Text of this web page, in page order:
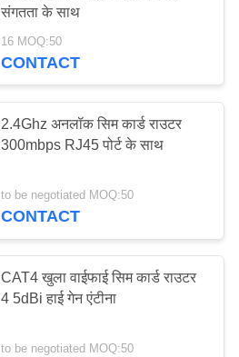
संगतता के साथ
16 MOQ:50
CONTACT
2.4Ghz अनलॉक सिम कार्ड राउटर
300mbps RJ45 पोर्ट के साथ
to be negotiated MOQ:50
CONTACT
CAT4 खुला वाईफाई सिम कार्ड राउटर
4 5dBi हाई गेन एंटीना
to be negotiated MOQ:50